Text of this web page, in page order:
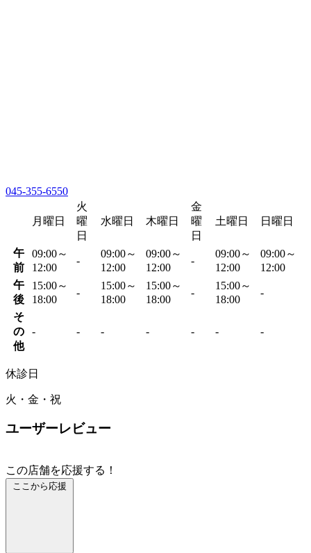
045-355-6550
月曜日
火
曜
日
水曜日 木曜日
金
曜
日
土曜日 日曜日
午
前
09:00～
12:00
-
09:00～
12:00
09:00～
12:00
-
09:00～
12:00
09:00～
12:00
午
後
15:00～
18:00
-
15:00～
18:00
15:00～
18:00
-
15:00～
18:00
-
そ
の
他
- - - - - - -
休診日
火・金・祝
ユーザーレビュー
この店舗を応援する！
ここから応援